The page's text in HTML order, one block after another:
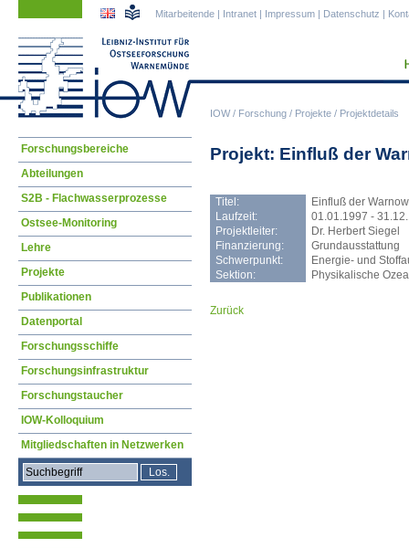
IOW/ Forschung / Projekte / Projektdetails
Mitarbeitende | Intranet | Impressum | Datenschutz |
Projekt: Einfluß der
Titel:
Einfluß der
Laufzeit:
01.01.1997 -
Projektleiter:
Dr. Herbert Siegel
Finanzierung:
Grundausstattung
Schwerpunkt:
Energie- und
Sektion:
Physikalische
Zurück
Navigation
überspringen
Forschungsbereiche
Abteilungen
S2B - Flachwasserprozesse
Ostsee-Monitoring
Lehre
Projekte
Publikationen
Datenportal
Forschungsschiffe
Forschungsinfrastruktur
Forschungstaucher
IOW-Kolloquium
Mitgliedschaften in Netzwerken